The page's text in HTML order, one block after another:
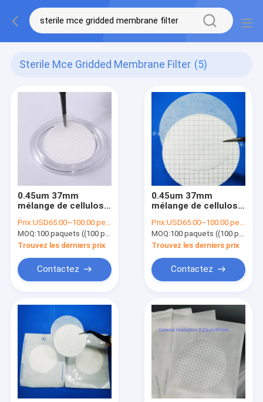
Sterile Mce Gridded Membrane Filter (5)
0.45um 37mm
mélange de cellulose
membrane en grille
stérile pour test de
limite microbienne
Prix:USD65.00~100.00 per pack
MOQ:100 paquets ((100 pièces par paquet)
Trouvez les derniers prix
Contactez
0.45um 37mm
mélange de cellulose
membrane en grille
stérile pour test de
limite microbienne
Prix:USD65.00~100.00 per pack
MOQ:100 paquets ((100 pièces par paquet)
Trouvez les derniers prix
Contactez